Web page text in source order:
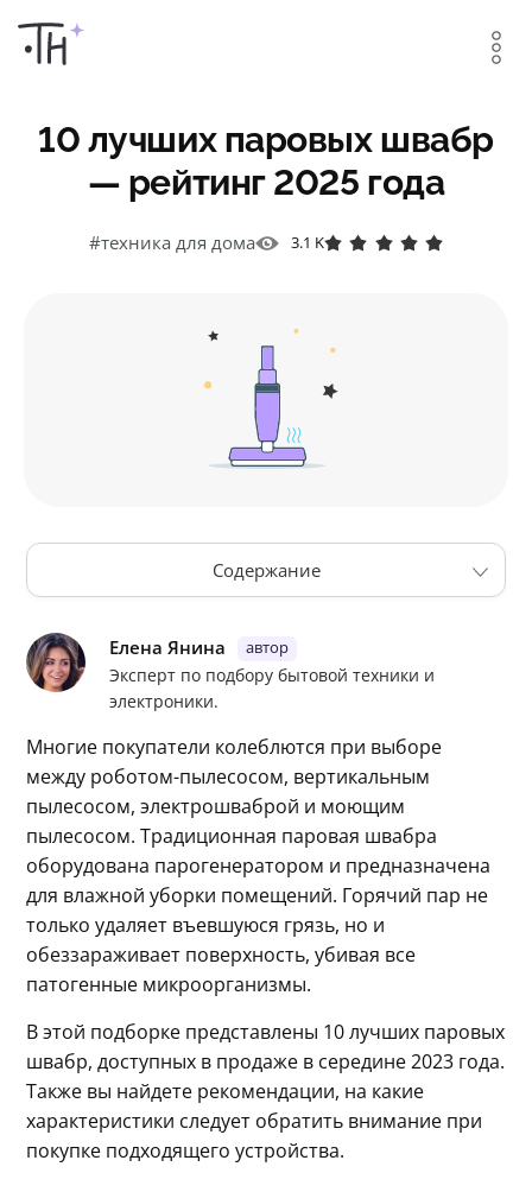
10 лучших паровых швабр
— рейтинг 2025 года
#техника для дома 3.1 K
Содержание
Karcher SC 2 Upright EasyFix
Kitfort KT-1004
Kitfort KT-1006
Kitfort KT-1007
Black&Decker FSMH13101SM
Morphy Richards Supersteam Pro 720512
Vileda Steam Mop
Ariete Steam Mop 4164
Cecotec HydroSteam 3030 Active 03250
Таблица сравнения
Как выбрать
Елена Янина
Эксперт по подбору бытовой техники и
электроники.
Многие покупатели колеблются при выборе
между роботом-пылесосом, вертикальным
пылесосом, электрошваброй и моющим
пылесосом. Традиционная паровая швабра
оборудована парогенератором и предназначена
для влажной уборки помещений. Горячий пар не
только удаляет въевшуюся грязь, но и
обеззараживает поверхность, убивая все
патогенные микроорганизмы.
В этой подборке представлены 10 лучших паровых
швабр, доступных в продаже в середине 2023 года.
Также вы найдете рекомендации, на какие
характеристики следует обратить внимание при
покупке подходящего устройства.